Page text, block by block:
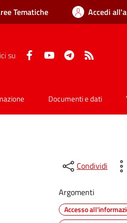
Tematiche Accedi
su FacebookYouTube Telegram
Documenti e dati
Condividi
Argomenti
Accesso